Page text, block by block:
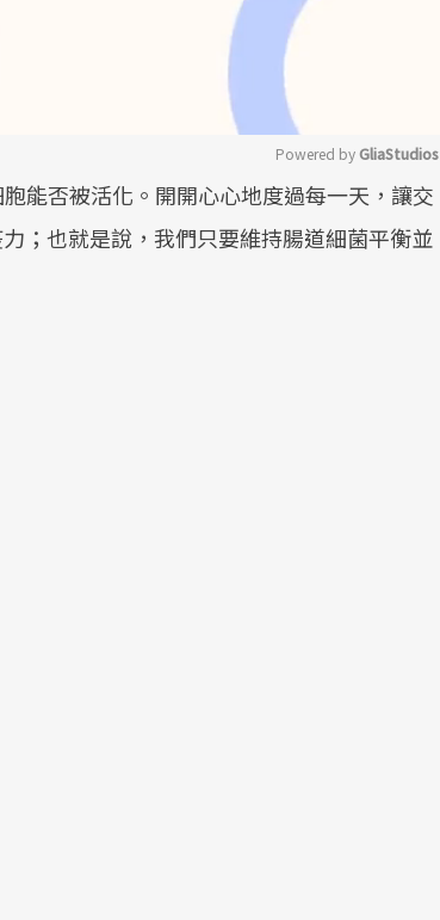
Mute
Powered by GliaStudios
能否被活化。開開心心地度過每一天，讓交
；也就是說，我們只要維持腸道細菌平衡並